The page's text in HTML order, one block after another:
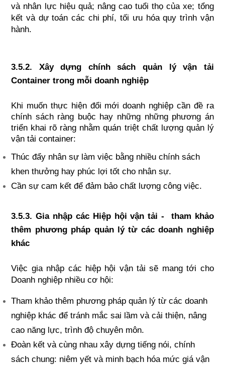
và nhân lực hiệu quả; nâng cao tuổi thọ của xe; tổng
kết và dự toán các chi phí, tối ưu hóa quy trình vận
hành.
3.5.2. Xây dựng chính sách quản lý vận tải
Container trong mỗi doanh nghiệp
Khi muốn thực hiện đổi mới doanh nghiệp cần đề ra
chính sách ràng buộc hay những những phương án
triển khai rõ ràng nhằm quán triệt chất lượng quản lý
vận tải container:
Thúc đẩy nhân sự làm việc bằng nhiều chính sách
khen thưởng hay phúc lợi tốt cho nhân sự.
Cần sự cam kết để đảm bảo chất lượng công việc.
3.5.3. Gia nhập các Hiệp hội vận tải -  tham khảo
thêm phương pháp quản lý từ các doanh nghiệp
khác
Việc gia nhập các hiệp hội vận tải sẽ mang tới cho
Doanh nghiệp nhiều cơ hội:
Tham khảo thêm phương pháp quản lý từ các doanh
nghiệp khác để tránh mắc sai lầm và cải thiện, nâng
cao năng lực, trình độ chuyên môn.
Đoàn kết và cùng nhau xây dựng tiếng nói, chính
sách chung: niêm yết và minh bạch hóa mức giá vận